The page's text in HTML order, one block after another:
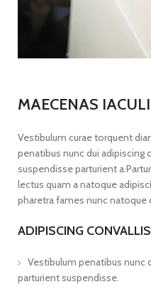
MAECENAS
Vestibulum curae torquent
penatibus nunc dui adipiscing
suspendisse parturient
lectus quam a natoque
pharetra fames nunc natoque
ADIPISCING
Vestibulum penatibus nunc
parturient suspendisse.